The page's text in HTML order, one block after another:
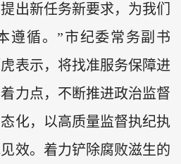
出新任务新要求，为我们
遵循。”市纪委常务副书
表示，将找准服务保障进
力点，不断推进政治监督
化，以高质量监督执纪执
效。着力铲除腐败滋生的